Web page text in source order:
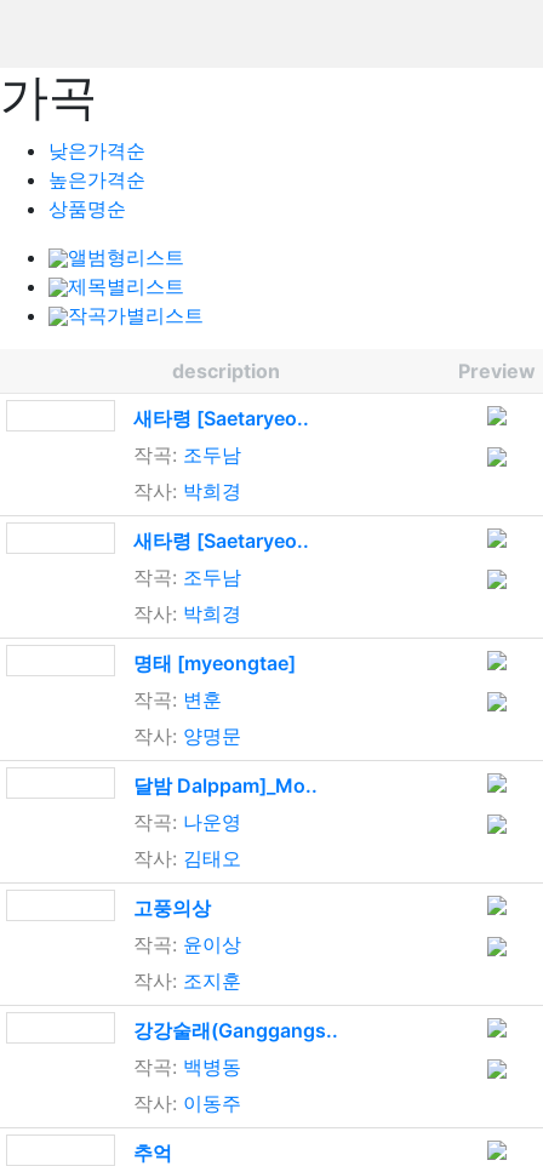
가곡
낮은가격순
높은가격순
상품명순
앨범형리스트
제목별리스트
작곡가별리스트
description
Preview
새타령 [Saetaryeo..
작곡: 조두남
작사: 박희경
새타령 [Saetaryeo..
작곡: 조두남
작사: 박희경
명태 [myeongtae]
작곡: 변훈
작사: 양명문
달밤 Dalppam]_Mo..
작곡: 나운영
작사: 김태오
고풍의상
작곡: 윤이상
작사: 조지훈
강강술래(Ganggangs..
작곡: 백병동
작사: 이동주
추억